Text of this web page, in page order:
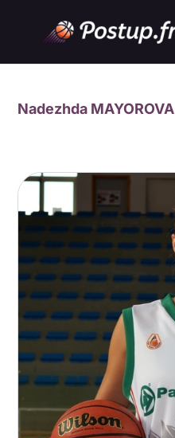
Nadezhda MAYOROVA